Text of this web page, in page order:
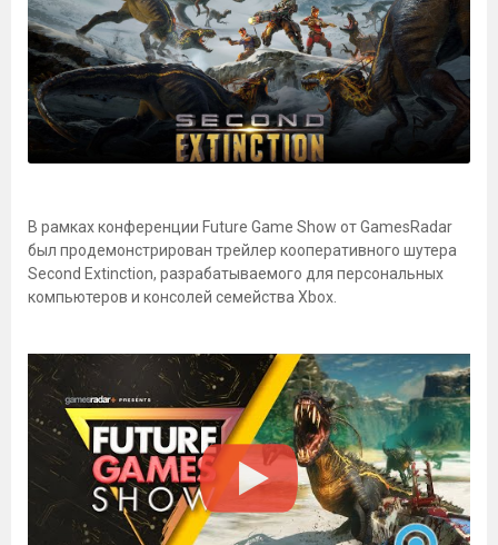
В рамках конференции Future Game Show от GamesRadar
был продемонстрирован трейлер кооперативного шутера
Second Extinction, разрабатываемого для персональных
компьютеров и консолей семейства Xbox.